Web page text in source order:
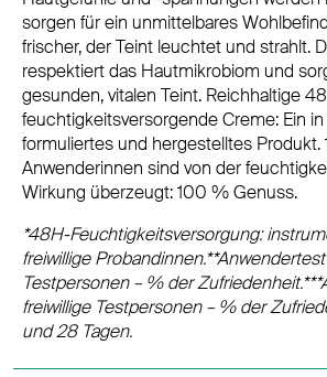
sorgen für ein unmittelbares
frischer, der Teint leuchtet und strahlt.
respektiert das Hautmikrobiom und
gesunden, vitalen Teint. Reichhaltige
feuchtigkeitsversorgende Creme: Ein
formuliertes und hergestelltes
Anwenderinnen sind von der
Wirkung überzeugt: 100 % Genuss.
*48H-Feuchtigkeitsversorgung:
freiwillige
Testpersonen – % der
freiwillige Testpersonen – % der
und 28 Tagen.